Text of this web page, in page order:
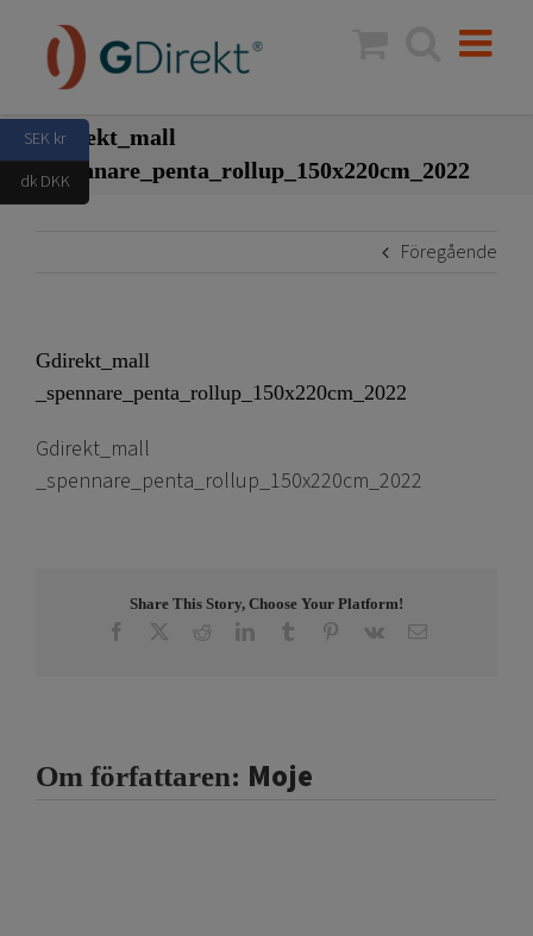
innehållet
Gdirekt_mall
_spennare_penta_rollup_150x220cm_2022
Föregående
Gdirekt_mall
_spennare_penta_rollup_150x220cm_2022
Gdirekt_mall
_spennare_penta_rollup_150x220cm_2022
Share This Story, Choose Your Platform!
Facebook RedditLinkedInTumblr Pinterest
Vk E-
Om författaren: Moje
SEK kr
dk DKK